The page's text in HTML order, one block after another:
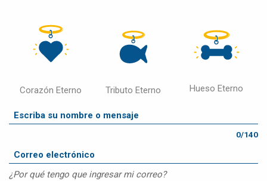
Corazón Eterno Tributo Eterno Hueso Eterno
0/140
¿Por qué tengo que ingresar mi correo?